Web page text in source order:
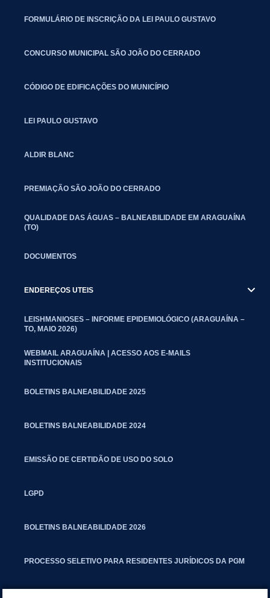
FORMULÁRIO DE INSCRIÇÃO DA LEI PAULO GUSTAVO
CONCURSO MUNICIPAL SÃO JOÃO DO CERRADO
CÓDIGO DE EDIFICAÇÕES DO MUNICÍPIO
LEI PAULO GUSTAVO
ALDIR BLANC
PREMIAÇÃO SÃO JOÃO DO CERRADO
QUALIDADE DAS ÁGUAS – BALNEABILIDADE EM ARAGUAÍNA
(TO)
DOCUMENTOS
ENDEREÇOS UTEIS
LEISHMANIOSES – INFORME EPIDEMIOLÓGICO (ARAGUAÍNA –
TO, MAIO 2026)
WEBMAIL ARAGUAÍNA | ACESSO AOS E-MAILS
INSTITUCIONAIS
BOLETINS BALNEABILIDADE 2025
BOLETINS BALNEABILIDADE 2024
EMISSÃO DE CERTIDÃO DE USO DO SOLO
LGPD
BOLETINS BALNEABILIDADE 2026
PROCESSO SELETIVO PARA RESIDENTES JURÍDICOS DA PGM